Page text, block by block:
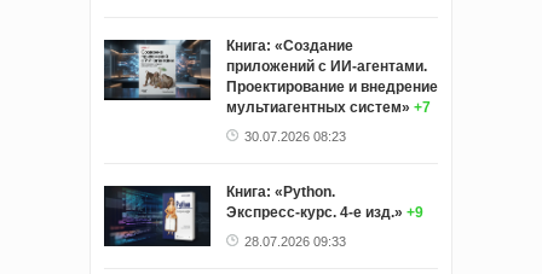
Книга: «Создание
приложений с ИИ-агентами.
Проектирование и внедрение
мультиагентных систем» +7
30.07.2026 08:23
Книга: «Python.
Экспресс‑курс. 4-е изд.» +9
28.07.2026 09:33